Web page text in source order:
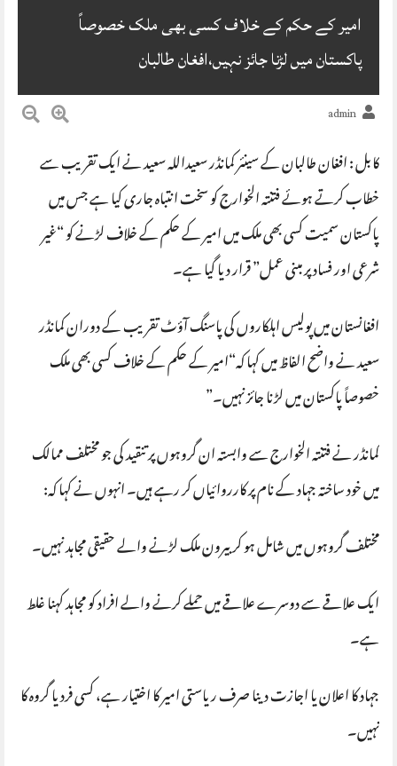
امیر کے حکم کے خلاف کسی بھی ملک خصوصاً
پاکستان میں لڑنا جائز نہیں،افغان طالبان
admin
کابل : افغان طالبان کے سینئر کمانڈر سعیداللہ سعید نے ایک تقریب سے
خطاب کرتے ہوئے فتنتہ الخوارج کو سخت انتباہ جاری کیا ہے جس میں
پاکستان سمیت کسی بھی ملک میں امیر کے حکم کے خلاف لڑنے کو “غیر
شرعی اور فساد پر مبنی عمل” قرار دیا گیا ہے۔
افغانستان میں پولیس اہلکاروں کی پاسنگ آؤٹ تقریب کے دوران کمانڈر
سعید نے واضح الفاظ میں کہا کہ“امیر کے حکم کے خلاف کسی بھی ملک
خصوصاً پاکستان میں لڑنا جائز نہیں۔”
کمانڈر نے فتنتہ الخوارج سے وابستہ ان گروہوں پر تنقید کی جو مختلف ممالک
میں خود ساختہ جہاد کے نام پر کارروائیاں کر رہے ہیں۔ انہوں نے کہا کہ:
مختلف گروہوں میں شامل ہو کر بیرون ملک لڑنے والے حقیقی مجاہد نہیں۔
ایک علاقے سے دوسرے علاقے میں حملے کرنے والے افراد کو مجاہد کہنا غلط
ہے۔
جہاد کا اعلان یا اجازت دینا صرف ریاستی امیر کا اختیار ہے، کسی فرد یا گروہ کا
نہیں۔